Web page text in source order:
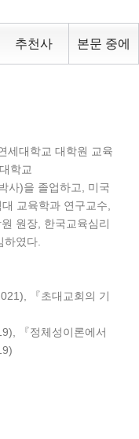
추천사 본문 중에
세대학교 대학원 교육
학교
사)을 졸업하고, 미국
교육학과 연구교수,
원장, 한국교육심리
하였다.
『초대교회의 기
『정체성이론에서